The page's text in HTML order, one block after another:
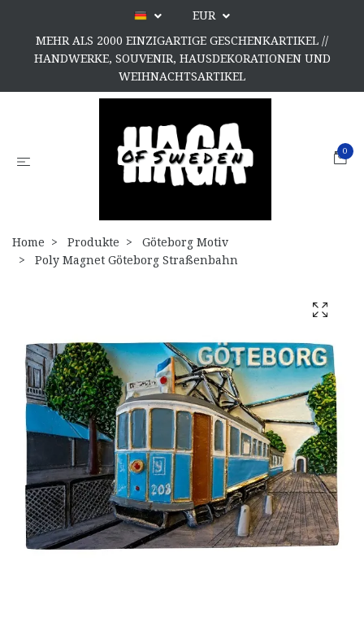
EUR
MEHR ALS 2000 EINZIGARTIGE GESCHENKARTIKEL //
HANDWERKE, SOUVENIR, HAUSDEKORATIONEN UND
WEIHNACHTSARTIKEL
0
Home Produkte
Göteborg Motiv
Poly Magnet Göteborg Straßenbahn